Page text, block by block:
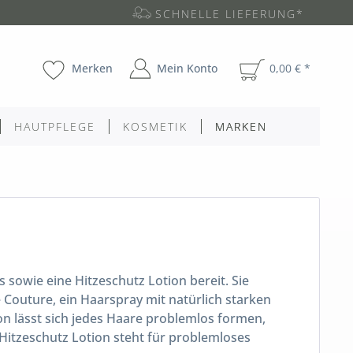
SCHNELLE LIEFERUNG*
Merken Mein Konto 0,00 € *
HAUTPFLEGE KOSMETIK MARKEN
sowie eine Hitzeschutz Lotion bereit. Sie
ein Haarspray mit natürlich starken
lässt sich jedes Haare problemlos formen,
Lotion steht für problemloses